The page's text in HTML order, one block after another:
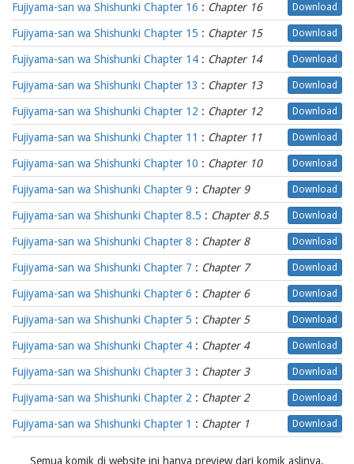
Fujiyama-san wa Shishunki Chapter 16 : Chapter 16 Download
Fujiyama-san wa Shishunki Chapter 15 : Chapter 15 Download
Fujiyama-san wa Shishunki Chapter 14 : Chapter 14 Download
Fujiyama-san wa Shishunki Chapter 13 : Chapter 13 Download
Fujiyama-san wa Shishunki Chapter 12 : Chapter 12 Download
Fujiyama-san wa Shishunki Chapter 11 : Chapter 11 Download
Fujiyama-san wa Shishunki Chapter 10 : Chapter 10 Download
Fujiyama-san wa Shishunki Chapter 9 : Chapter 9 Download
Fujiyama-san wa Shishunki Chapter 8.5 : Chapter 8.5 Download
Fujiyama-san wa Shishunki Chapter 8 : Chapter 8 Download
Fujiyama-san wa Shishunki Chapter 7 : Chapter 7 Download
Fujiyama-san wa Shishunki Chapter 6 : Chapter 6 Download
Fujiyama-san wa Shishunki Chapter 5 : Chapter 5 Download
Fujiyama-san wa Shishunki Chapter 4 : Chapter 4 Download
Fujiyama-san wa Shishunki Chapter 3 : Chapter 3 Download
Fujiyama-san wa Shishunki Chapter 2 : Chapter 2 Download
Fujiyama-san wa Shishunki Chapter 1 : Chapter 1 Download
Semua komik di website ini hanya preview dari komik aslinya,